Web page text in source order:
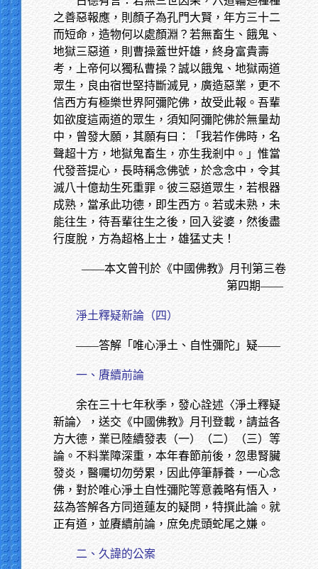
之善惡報應，則顏子為孔門大賢，年方三十二
而短命，造物何以處顏淵？若無畜生、餓鬼、
地獄三惡道，則曹操蓋世奸雄，終身富貴壽
考，上帝何以獨私曹操？誠以餓鬼、地獄兩道
眾生，良由宿世堅持斷滅見，廣造惡業，更不
信西方有極樂世界阿彌陀佛，故受此報。吾輩
如欲度這兩道的眾生，須知阿彌陀佛於無量劫
中，曾發大願，其願有曰：「我若作佛時，名
聲超十方，地獄鬼畜生，亦生我剎中。」惟當
代發菩提心，長時稱念佛號，於念念中，令其
滅八十億劫生死重罪。彼三惡道眾生，若根器
成熟，當承此功德，即生西方。若或未熟，未
能往生，待吾輩往生之後，回入娑婆，然後盡
行度脫，方為超格上士，雄猛丈夫！
——本文曾刊於《中國佛教》月刊第三卷
第四期——
淨土釋疑新論（四）
——答解「唯心淨土、自性彌陀」疑——
一、賡續前論
余在三十七年秋季，發心詮述〈淨土釋疑
新論〉，送交《中國佛教》月刊登載，請益各
方大德，業已陸續發表（一）（二）（三）等
論。不料業障深重，本年春節前後，忽患腎臟
發炎，醫囑切勿勞累，因此停筆靜養，一心念
佛，對於唯心淨土自性彌陀等意義略有悟入，
茲為答解各方同道蓮友的疑問，特撰此論。就
正有道，並賡續前論，庶免虎頭蛇尾之嫌。
二、久諱的公案